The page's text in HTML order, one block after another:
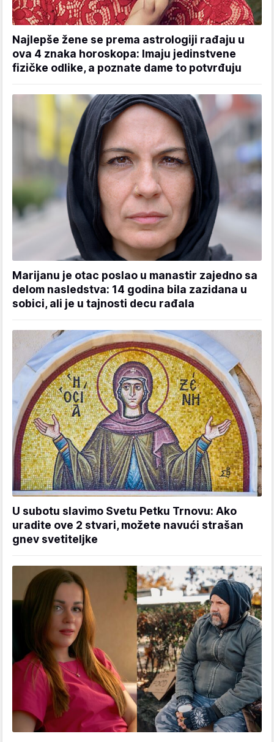
Najlepše žene se prema astrologiji rađaju u
ova 4 znaka horoskopa: Imaju jedinstvene
fizičke odlike, a poznate dame to potvrđuju
Marijanu je otac poslao u manastir zajedno sa
delom nasledstva: 14 godina bila zazidana u
sobici, ali je u tajnosti decu rađala
U subotu slavimo Svetu Petku Trnovu: Ako
uradite ove 2 stvari, možete navući strašan
gnev svetiteljke